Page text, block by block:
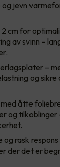
jevn
cm for
av svinn –
–
og
åtte
og tilkoblinger
og rask
der det er